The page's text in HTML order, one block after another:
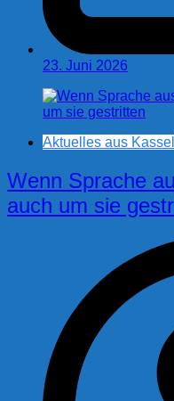
23. Juni 2026
Aktuelles aus Kassel
Wenn Sprache
auch um sie